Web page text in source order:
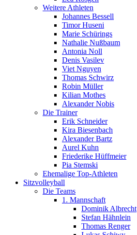
Weitere Athleten
Johannes Bessell
Timor Huseni
Marie Schürings
Nathalie Nußbaum
Antonia Noll
Denis Vasilev
Viet Nguyen
Thomas Schwirz
Robin Müller
Kilian Mothes
Alexander Nobis
Die Trainer
Erik Schneider
Kira Biesenbach
Alexander Bartz
Aurel Kuhn
Friederike Hüffmeier
Pia Stemski
Ehemalige Top-Athleten
Sitzvolleyball
Die Teams
1. Mannschaft
Dominik Albrecht
Stefan Hähnlein
Thomas Renger